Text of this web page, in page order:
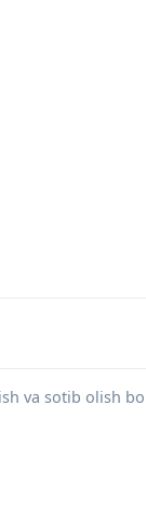
va sotib olish